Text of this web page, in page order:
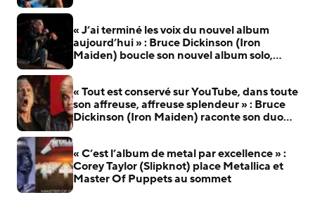
« J’ai terminé les voix du nouvel album
aujourd’hui » : Bruce Dickinson (Iron
Maiden) boucle son nouvel album solo,
« Tout est conservé sur YouTube, dans toute
son affreuse, affreuse splendeur » : Bruce
Dickinson (Iron Maiden) raconte son duo
« C’est l’album de metal par excellence » :
Corey Taylor (Slipknot) place Metallica et
Master Of Puppets au sommet